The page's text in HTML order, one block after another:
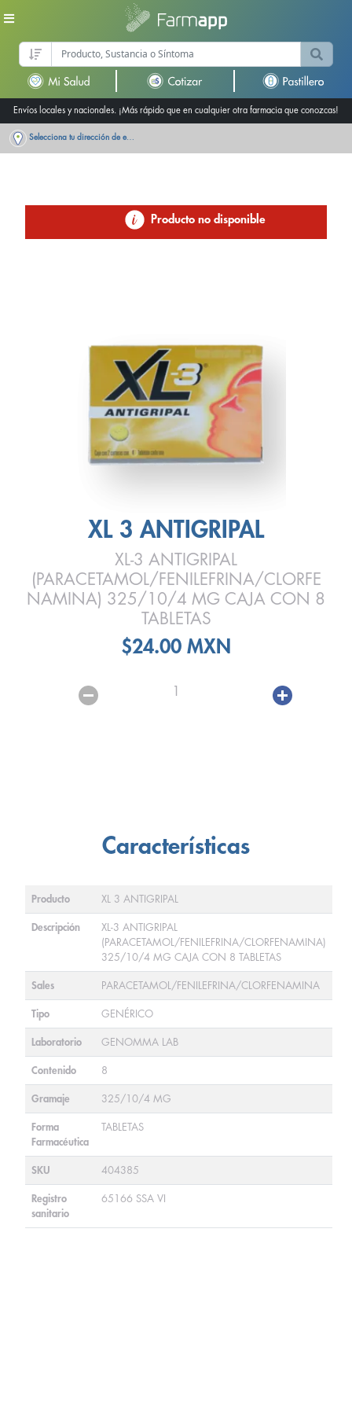
Envíos locales y nacionales. ¡Más rápido que en cualquier otra farmacia que conozcas!
Selecciona tu dirección de entrega
Producto no disponible
XL 3 ANTIGRIPAL
XL-3 ANTIGRIPAL
(PARACETAMOL/FENILEFRINA/CLORFE
NAMINA) 325/10/4 MG CAJA CON 8
TABLETAS
$24.00 MXN
1
Características
Producto XL 3 ANTIGRIPAL
Descripción
XL-3 ANTIGRIPAL
(PARACETAMOL/FENILEFRINA/CLORFENAMINA)
325/10/4 MG CAJA CON 8 TABLETAS
Sales PARACETAMOL/FENILEFRINA/CLORFENAMINA
Tipo GENÉRICO
Laboratorio GENOMMA LAB
Contenido 8
Gramaje 325/10/4 MG
Forma
Farmacéutica
TABLETAS
SKU 404385
Registro
sanitario
65166 SSA VI